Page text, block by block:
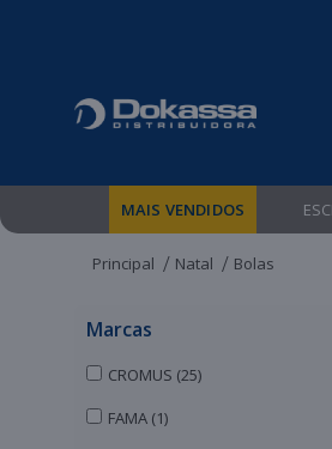
MAIS VENDIDOS
Principal Natal Bolas
Marcas
CROMUS (25)
FAMA (1)